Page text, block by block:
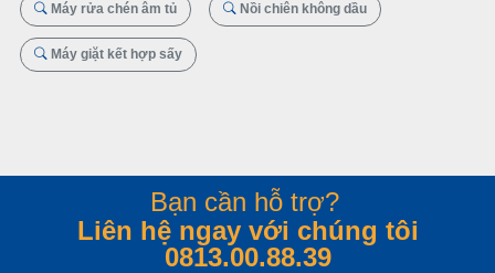
Máy rửa chén âm tủ Nồi chiên không dầu
Máy giặt kết hợp sấy
Bạn cần hỗ trợ?
Liên hệ ngay với chúng tôi
0813.00.88.39